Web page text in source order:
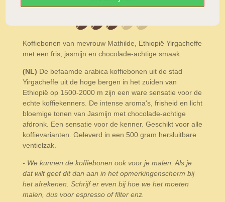
Koffiebonen van mevrouw Mathilde, Ethiopië Yirgacheffe
met een fris, jasmijn en chocolade-achtige smaak.
(NL) De befaamde arabica koffiebonen uit de stad
Yirgacheffe uit de hoge bergen in het zuiden van
Ethiopië op 1500-2000 m zijn een ware sensatie voor de
echte koffiekenners. De intense aroma's, frisheid en licht
bloemige tonen van Jasmijn met chocolade-achtige
afdronk. Een sensatie voor de kenner. Geschikt voor alle
koffievarianten. Geleverd in een 500 gram hersluitbare
ventielzak.
- We kunnen de koffiebonen ook voor je malen. Als je
dat wilt geef dit dan aan in het opmerkingenscherm bij
het afrekenen. Schrijf er even bij hoe we het moeten
malen, dus voor espresso of filter enz.